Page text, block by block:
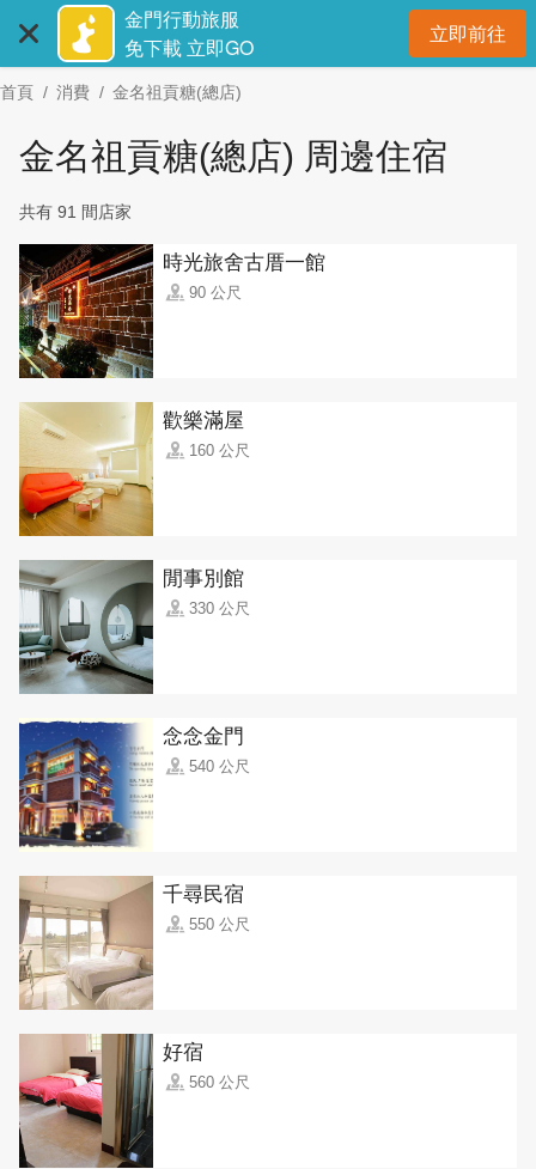
主
要
金門行動旅服
免下載 立即GO
立即前往開
首頁 消費 金名祖貢糖(總店)
金名祖貢糖(總店) 周邊住宿
共有 91 間店家
時光旅舍古厝一館
90 公尺
歡樂滿屋
160 公尺
閒事別館
330 公尺
念念金門
540 公尺
千尋民宿
550 公尺
好宿
560 公尺